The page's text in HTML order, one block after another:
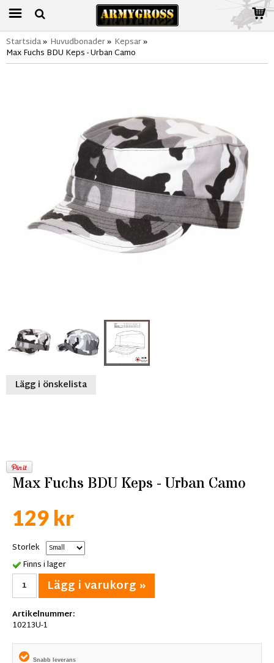
Startsida» Huvudbonader» Kepsar»
Max Fuchs BDU Keps - Urban Camo
Lägg i önskelista
Max Fuchs BDU Keps - Urban Camo
129 kr
Storlek
Finns i lager
Lägg i varukorg »
Artikelnummer:
10213U-1
Snabb leverans